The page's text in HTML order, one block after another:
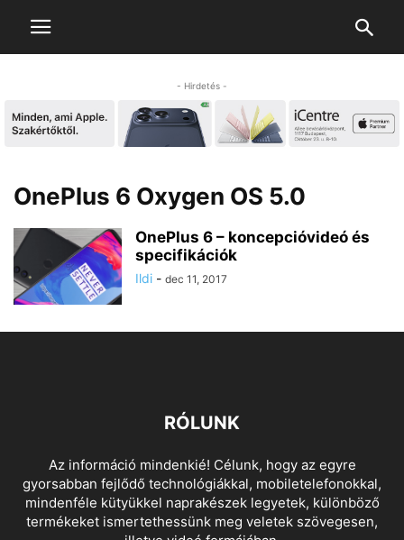
- Hirdetés -
OnePlus 6 Oxygen OS 5.0
OnePlus 6 – koncepcióvideó és
specifikációk
Ildi - dec 11, 2017
RÓLUNK
Az információ mindenkié! Célunk, hogy az egyre
gyorsabban fejlődő technológiákkal, mobiletelefonokkal,
mindenféle kütyükkel naprakészek legyetek, különböző
termékeket ismertethessünk meg veletek szövegesen,